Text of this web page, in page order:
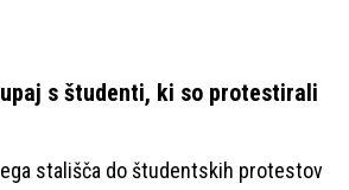
s študenti, ki so protestirali
stališča do študentskih protestov